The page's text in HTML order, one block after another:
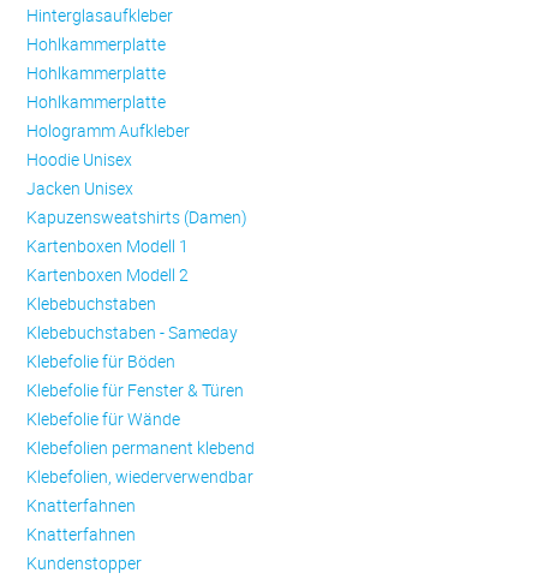
Hinterglasaufkleber
Hohlkammerplatte
Hohlkammerplatte
Hohlkammerplatte
Hologramm Aufkleber
Hoodie Unisex
Jacken Unisex
Kapuzensweatshirts (Damen)
Kartenboxen Modell 1
Kartenboxen Modell 2
Klebebuchstaben
Klebebuchstaben - Sameday
Klebefolie für Böden
Klebefolie für Fenster & Türen
Klebefolie für Wände
Klebefolien permanent klebend
Klebefolien, wiederverwendbar
Knatterfahnen
Knatterfahnen
Kundenstopper